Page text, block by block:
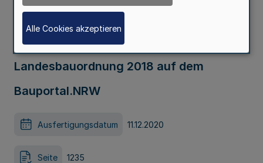
Verordnung zur elektronischen
Durchführung von Verfahren nach der
Landesbauordnung 2018 auf dem
Bauportal.NRW
Ausfertigungsdatum 11.12.2020
Seite 1235
Alle Cookies akzeptieren